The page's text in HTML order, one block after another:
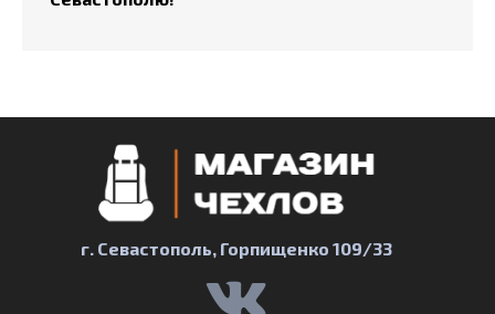
г. Севастополь, Горпищенко 109/33